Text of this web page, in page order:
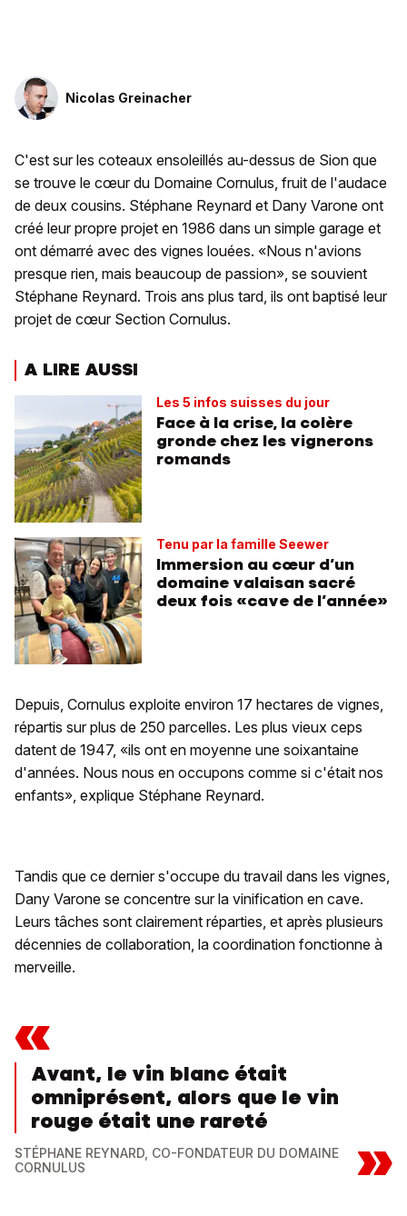
Nicolas Greinacher
C'est sur les coteaux ensoleillés au-dessus de Sion que
se trouve le cœur du Domaine Cornulus, fruit de l'audace
de deux cousins. Stéphane Reynard et Dany Varone ont
créé leur propre projet en 1986 dans un simple garage et
ont démarré avec des vignes louées. «Nous n'avions
presque rien, mais beaucoup de passion», se souvient
Stéphane Reynard. Trois ans plus tard, ils ont baptisé leur
projet de cœur Section Cornulus.
A LIRE AUSSI
Les 5 infos suisses du jour
Face à la crise, la colère
gronde chez les vignerons
romands
Tenu par la famille Seewer
Immersion au cœur d’un
domaine valaisan sacré
deux fois «cave de l’année»
Depuis, Cornulus exploite environ 17 hectares de vignes,
répartis sur plus de 250 parcelles. Les plus vieux ceps
datent de 1947, «ils ont en moyenne une soixantaine
d'années. Nous nous en occupons comme si c'était nos
enfants», explique Stéphane Reynard.
Tandis que ce dernier s'occupe du travail dans les vignes,
Dany Varone se concentre sur la vinification en cave.
Leurs tâches sont clairement réparties, et après plusieurs
décennies de collaboration, la coordination fonctionne à
merveille.
«
Avant, le vin blanc était
omniprésent, alors que le vin
rouge était une rareté
STÉPHANE REYNARD, CO-FONDATEUR DU DOMAINE
CORNULUS
»